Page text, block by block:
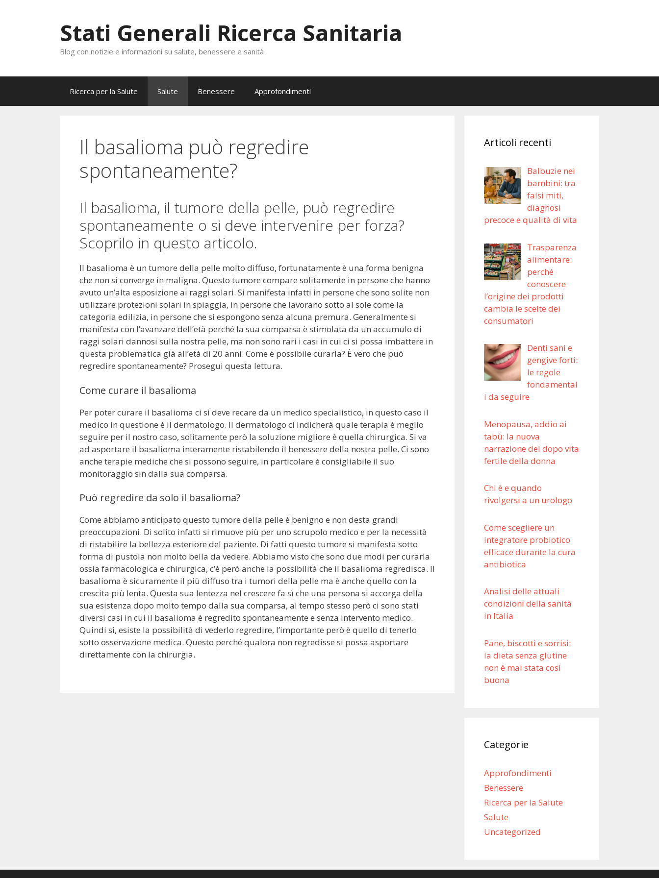
Stati Generali Ricerca Sanitaria
Blog con notizie e informazioni su salute, benessere e sanità
Ricerca per la Salute Salute Benessere Approfondimenti
Il basalioma può regredire
spontaneamente?
Il basalioma, il tumore della pelle, può regredire
spontaneamente o si deve intervenire per forza?
Scoprilo in questo articolo.
Il basalioma è un tumore della pelle molto diffuso, fortunatamente è una forma benigna
che non si converge in maligna. Questo tumore compare solitamente in persone che hanno
avuto un’alta esposizione ai raggi solari. Si manifesta infatti in persone che sono solite non
utilizzare protezioni solari in spiaggia, in persone che lavorano sotto al sole come la
categoria edilizia, in persone che si espongono senza alcuna premura. Generalmente si
manifesta con l’avanzare dell’età perché la sua comparsa è stimolata da un accumulo di
raggi solari dannosi sulla nostra pelle, ma non sono rari i casi in cui ci si possa imbattere in
questa problematica già all’età di 20 anni. Come è possibile curarla? È vero che può
regredire spontaneamente? Prosegui questa lettura.
Come curare il basalioma
Per poter curare il basalioma ci si deve recare da un medico specialistico, in questo caso il
medico in questione è il dermatologo. Il dermatologo ci indicherà quale terapia è meglio
seguire per il nostro caso, solitamente però la soluzione migliore è quella chirurgica. Si va
ad asportare il basalioma interamente ristabilendo il benessere della nostra pelle. Ci sono
anche terapie mediche che si possono seguire, in particolare è consigliabile il suo
monitoraggio sin dalla sua comparsa.
Può regredire da solo il basalioma?
Come abbiamo anticipato questo tumore della pelle è benigno e non desta grandi
preoccupazioni. Di solito infatti si rimuove più per uno scrupolo medico e per la necessità
di ristabilire la bellezza esteriore del paziente. Di fatti questo tumore si manifesta sotto
forma di pustola non molto bella da vedere. Abbiamo visto che sono due modi per curarla
ossia farmacologica e chirurgica, c’è però anche la possibilità che il basalioma regredisca. Il
basalioma è sicuramente il più diffuso tra i tumori della pelle ma è anche quello con la
crescita più lenta. Questa sua lentezza nel crescere fa sì che una persona si accorga della
sua esistenza dopo molto tempo dalla sua comparsa, al tempo stesso però ci sono stati
diversi casi in cui il basalioma è regredito spontaneamente e senza intervento medico.
Quindi si, esiste la possibilità di vederlo regredire, l’importante però è quello di tenerlo
sotto osservazione medica. Questo perché qualora non regredisse si possa asportare
direttamente con la chirurgia.
Articoli recenti
Balbuzie nei
bambini: tra
falsi miti,
diagnosi
precoce e qualità di vita
Trasparenza
alimentare:
perché
conoscere
l’origine dei prodotti
cambia le scelte dei
consumatori
Denti sani e
gengive forti:
le regole
fondamental
i da seguire
Menopausa, addio ai
tabù: la nuova
narrazione del dopo vita
fertile della donna
Chi è e quando
rivolgersi a un urologo
Come scegliere un
integratore probiotico
efficace durante la cura
antibiotica
Analisi delle attuali
condizioni della sanità
in Italia
Pane, biscotti e sorrisi:
la dieta senza glutine
non è mai stata così
buona
Categorie
Approfondimenti
Benessere
Ricerca per la Salute
Salute
Uncategorized